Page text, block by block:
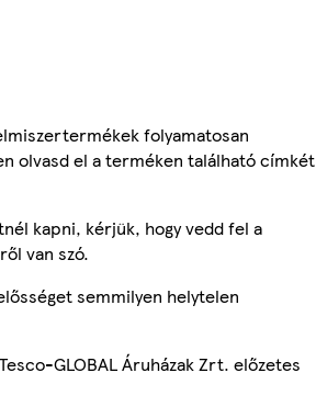
folyamatosan
olvasd el a terméken található címkét
kapni, kérjük, hogy vedd fel a
van szó.
semmilyen helytelen
GLOBAL Áruházak Zrt. előzetes